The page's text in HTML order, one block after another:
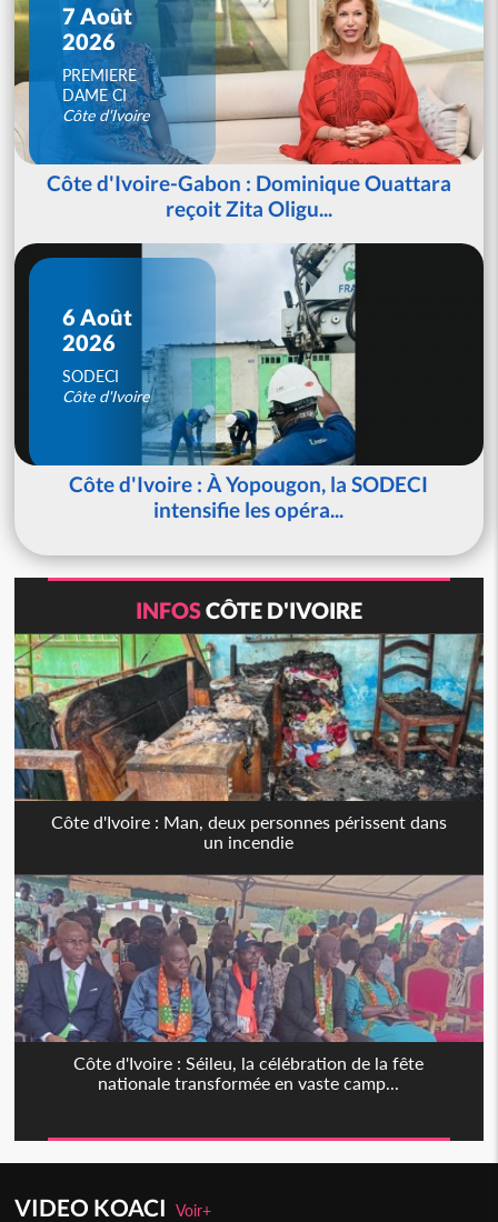
7 Août
2026
PREMIERE
DAME CI
Côte d'Ivoire
Côte d'Ivoire-Gabon : Dominique Ouattara
reçoit Zita Oligu...
6 Août
2026
SODECI
Côte d'Ivoire
Côte d'Ivoire : À Yopougon, la SODECI
intensifie les opéra...
INFOSCÔTE D'IVOIRE
Côte d'Ivoire : Man, deux personnes périssent dans
un incendie
Côte d'Ivoire : Séileu, la célébration de la fête
nationale transformée en vaste camp...
VIDEO KOACIVoir+